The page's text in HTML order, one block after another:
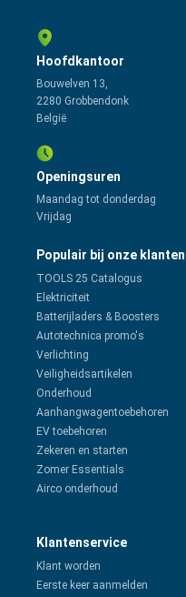
Hoofdkantoor
Bouwelven 13,
2280 Grobbendonk
België
Openingsuren
Maandag tot donderdag
Vrijdag
Populair bij onze klanten
TOOLS 25 Catalogus
Elektriciteit
Batterijladers & Boosters
Autotechnica promo's
Verlichting
Veiligheidsartikelen
Onderhoud
Aanhangwagentoebehoren
EV toebehoren
Zekeren en starten
Zomer Essentials
Airco onderhoud
Klantenservice
Klant worden
Eerste keer aanmelden